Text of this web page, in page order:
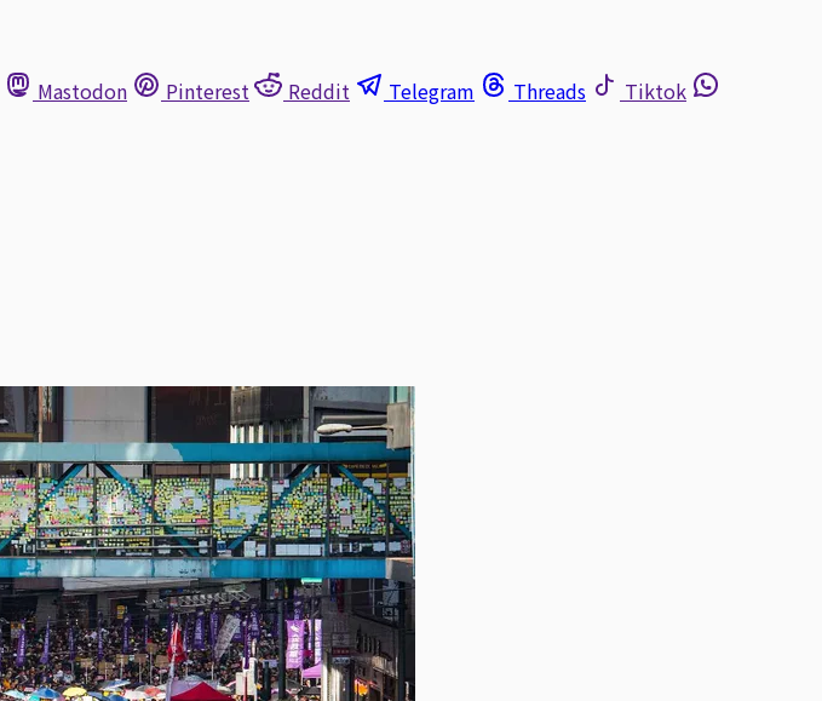
Mastodon Pinterest Reddit Telegram Threads
Tiktok